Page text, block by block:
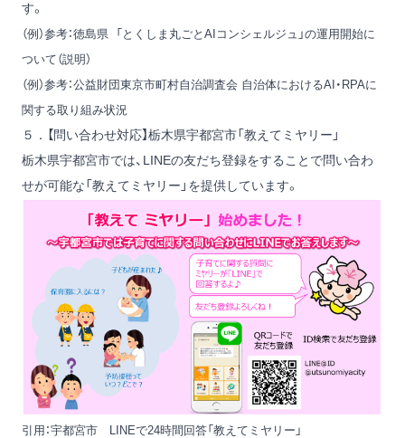
す。
（例）参考：徳島県 「とくしま丸ごとAIコンシェルジュ」の運用開始に
ついて（説明）
（例）参考：公益財団東京市町村自治調査会 自治体におけるAI・RPAに
関する取り組み状況
５．【問い合わせ対応】栃木県宇都宮市「教えてミヤリー」
栃木県宇都宮市では、LINEの友だち登録をすることで問い合わ
せが可能な「教えてミヤリー」を提供しています。
引用：宇都宮市 LINEで24時間回答「教えてミヤリー」